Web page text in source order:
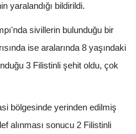
yaralandığı bildirildi.
sivillerin bulunduğu bir
ise aralarında 8 yaşındaki
3 Filistinli şehit oldu, çok
bölgesinde yerinden edilmiş
alınması sonucu 2 Filistinli